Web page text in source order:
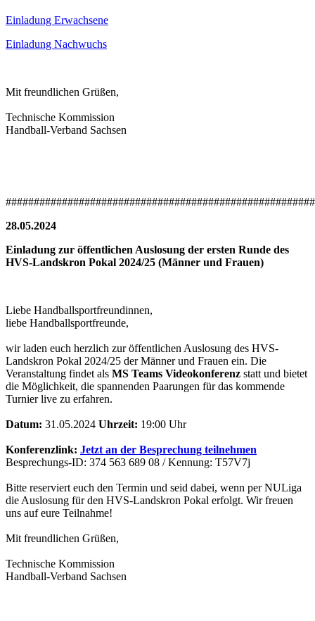
Einladung Erwachsene
Einladung Nachwuchs
Mit freundlichen Grüßen,
Technische Kommission
Handball-Verband Sachsen
28.05.2024
Einladung zur öffentlichen Auslosung der ersten Runde des
HVS-Landskron Pokal 2024/25 (Männer und Frauen)
Liebe Handballsportfreundinnen,
liebe Handballsportfreunde,
wir laden euch herzlich zur öffentlichen Auslosung des HVS-
Landskron Pokal 2024/25 der Männer und Frauen ein. Die
Veranstaltung findet als MS Teams Videokonferenz statt und bietet
die Möglichkeit, die spannenden Paarungen für das kommende
Turnier live zu erfahren.
Datum: 31.05.2024 Uhrzeit: 19:00 Uhr
Konferenzlink: Jetzt an der Besprechung teilnehmen
Besprechungs-ID: 374 563 689 08 / Kennung: T57V7j
Bitte reserviert euch den Termin und seid dabei, wenn per NULiga
die Auslosung für den HVS-Landskron Pokal erfolgt. Wir freuen
uns auf eure Teilnahme!
Mit freundlichen Grüßen,
Technische Kommission
Handball-Verband Sachsen